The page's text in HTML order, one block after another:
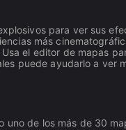
para ver sus
más
el editor de mapas
puede ayudarlo a ver
uno de los más de 30